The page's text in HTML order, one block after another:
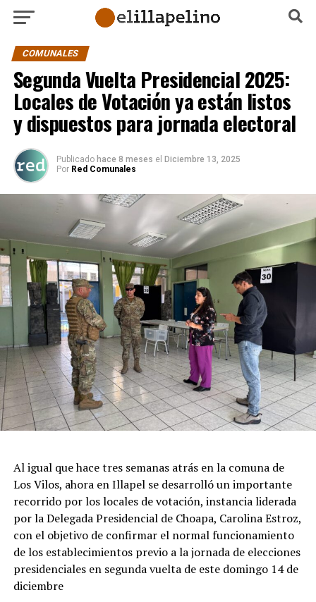
COMUNALES
Segunda Vuelta Presidencial 2025:
Locales de Votación ya están listos
y dispuestos para jornada electoral
Publicado hace 8 meses el Diciembre 13, 2025
Por Red Comunales
Al igual que hace tres semanas atrás en la comuna de
Los Vilos, ahora en Illapel se desarrolló un importante
recorrido por los locales de votación, instancia liderada
por la Delegada Presidencial de Choapa, Carolina Estroz,
con el objetivo de confirmar el normal funcionamiento
de los establecimientos previo a la jornada de elecciones
presidenciales en segunda vuelta de este domingo 14 de
diciembre